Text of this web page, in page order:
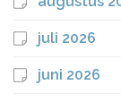
juli 2026
juni 2026